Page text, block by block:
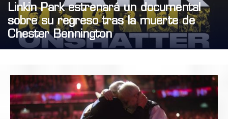
Linkin Park estrenará un documental
sobre su regreso tras la muerte de
Chester Bennington